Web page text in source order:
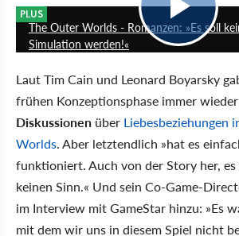
PLUS
The Outer Worlds - Romanzen: »Es soll
Simulation werden!«
Laut Tim Cain und Leonard Boyarsky
frühen Konzeptionsphase immer wieder
Diskussionen über Liebesbeziehungen
Worlds. Aber letztendlich »hat es
funktioniert. Auch von der Story her, es
keinen Sinn.« Und sein Co-Game-
im Interview mit GameStar hinzu: »Es
mit dem wir uns in diesem Spiel nicht